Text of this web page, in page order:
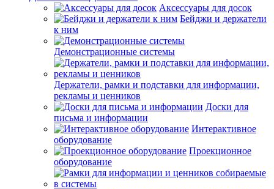
Аксессуары для досок
Бейджи и держатели
к ним
Демонстрационные системы
Держатели, рамки и подставки для информации,
рекламы и ценников
Доски для
письма и информации
Интерактивное
оборудование
Проекционное
оборудование